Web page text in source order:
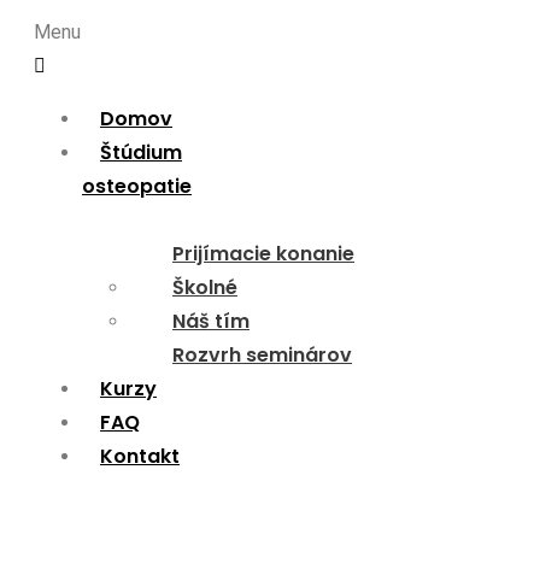
Menu
Domov
Štúdium
osteopatie
Prijímacie konanie
Školné
Náš tím
Rozvrh seminárov
Kurzy
FAQ
Kontakt